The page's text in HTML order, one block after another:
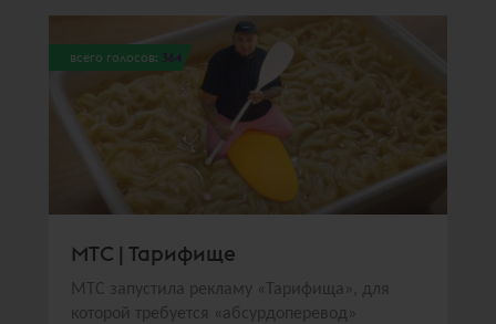
всего голосов: 364
МТС | Тарифище
МТС запустила рекламу «Тарифища», для
которой требуется «абсурдоперевод»